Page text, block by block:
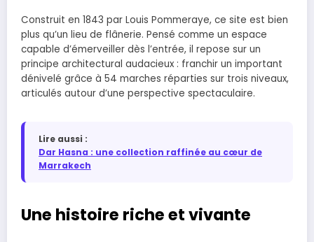
Construit en 1843 par Louis Pommeraye, ce site est bien
plus qu’un lieu de flânerie. Pensé comme un espace
capable d’émerveiller dès l’entrée, il repose sur un
principe architectural audacieux : franchir un important
dénivelé grâce à 54 marches réparties sur trois niveaux,
articulés autour d’une perspective spectaculaire.
Lire aussi :
Dar Hasna : une collection raffinée au cœur de
Marrakech
Une histoire riche et vivante